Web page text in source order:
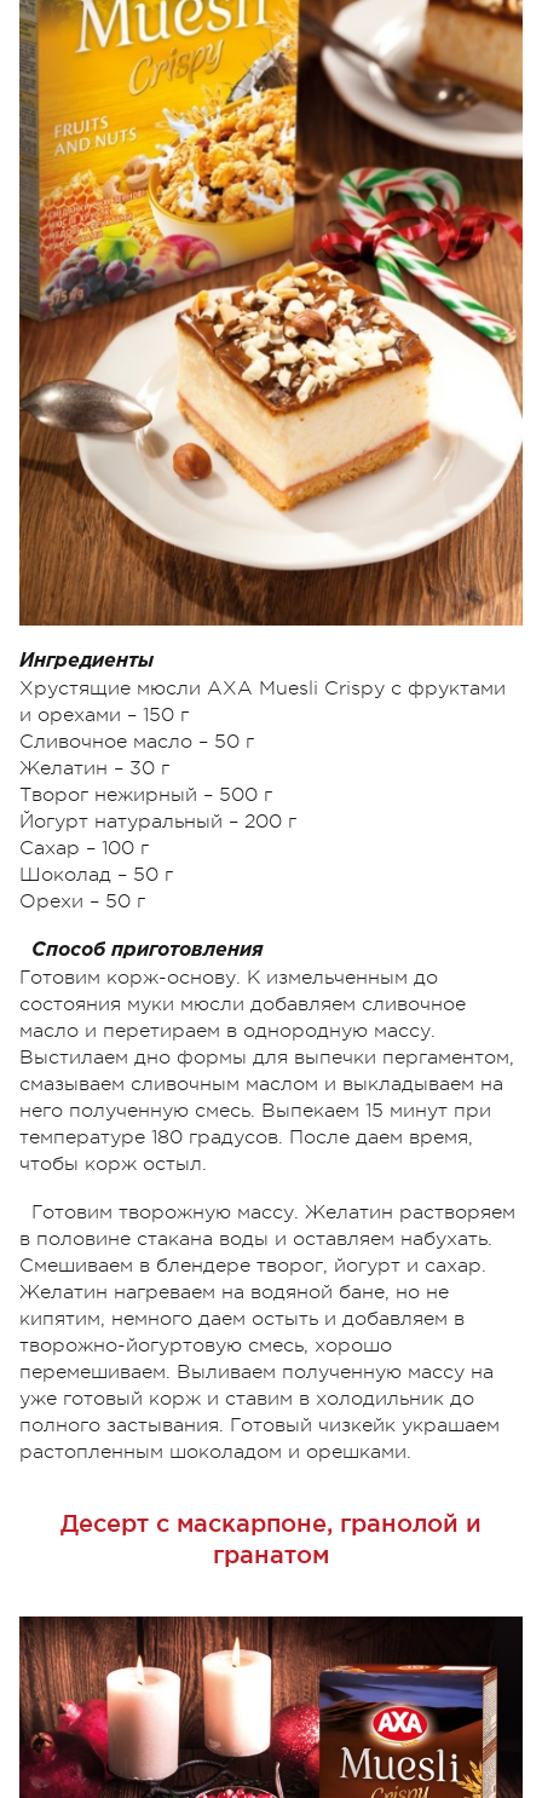
Ингредиенты
Хрустящие мюсли АХА Muesli Crispy с фруктами
и орехами – 150 г
Сливочное масло – 50 г
Желатин – 30 г
Творог нежирный – 500 г
Йогурт натуральный – 200 г
Сахар – 100 г
Шоколад – 50 г
Орехи – 50 г
Способ приготовления
Готовим корж-основу. К измельченным до
состояния муки мюсли добавляем сливочное
масло и перетираем в однородную массу.
Выстилаем дно формы для выпечки пергаментом,
смазываем сливочным маслом и выкладываем на
него полученную смесь. Выпекаем 15 минут при
температуре 180 градусов. После даем время,
чтобы корж остыл.
Готовим творожную массу. Желатин растворяем
в половине стакана воды и оставляем набухать.
Смешиваем в блендере творог, йогурт и сахар.
Желатин нагреваем на водяной бане, но не
кипятим, немного даем остыть и добавляем в
творожно-йогуртовую смесь, хорошо
перемешиваем. Выливаем полученную массу на
уже готовый корж и ставим в холодильник до
полного застывания. Готовый чизкейк украшаем
растопленным шоколадом и орешками.
Десерт с маскарпоне, гранолой и
гранатом